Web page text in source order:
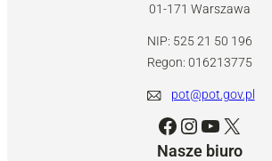
01-171 Warszawa
NIP: 525 21 50 196
Regon: 016213775
pot@pot.gov.pl
Facebook Instagram YouTube X
Nasze biuro